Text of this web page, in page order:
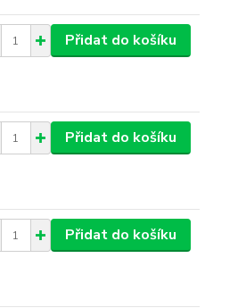
Přidat do košíku
Přidat do košíku
Přidat do košíku